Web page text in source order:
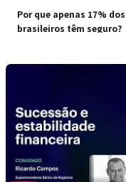
Por que apenas 17% dos
brasileiros têm seguro?